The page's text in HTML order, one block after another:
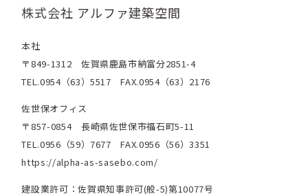
株式会社 アルファ建築空間
本社
〒849-1312 佐賀県鹿島市納富分2851-4
TEL.0954（63）5517 FAX.0954（63）2176
佐世保オフィス
〒857-0854 長崎県佐世保市福石町5-11
TEL.0956（59）7677 FAX.0956（56）3351
https://alpha-as-sasebo.com/
建設業許可：佐賀県知事許可(般-5)第10077号